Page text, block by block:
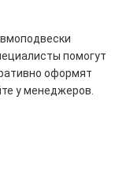
помогут
оформят
у менеджеров.